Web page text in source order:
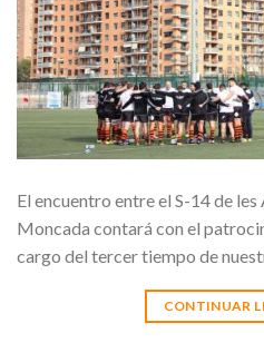
El encuentro entre el S-14 de
Moncada contará con el
cargo del tercer tiempo de
CONTINUAR